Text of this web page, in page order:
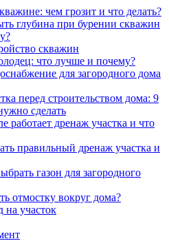
чем грозит и что делать?
глубина при бурении скважин
скважин
что лучше и почему?
для загородного дома
перед строительством дома: 9
сделать
работает дренаж участка и что
правильный дренаж участка и
газон для загородного
отмостку вокруг дома?
на участок